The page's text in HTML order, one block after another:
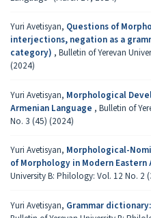
Yuri Avetisyan, Questions of
interjections, negation as a
category) , Bulletin of Yerevan
(2024)
Yuri Avetisyan, Morphological
Armenian Language , Bulletin of
No. 3 (45) (2024)
Yuri Avetisyan, Morphological-
of Morphology in Modern Eastern
University B: Philology: Vol. 12 No. 2
Yuri Avetisyan, Grammar